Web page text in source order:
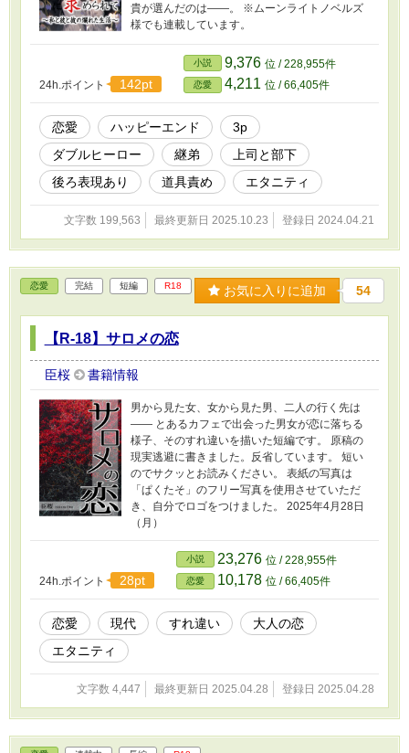
貴が選んだのは――。 ※ムーンライトノベルズ
様でも連載しています。
24h.ポイント 142pt
小説 9,376 位 / 228,955件
恋愛 4,211 位 / 66,405件
恋愛 ハッピーエンド
3p
ダブルヒーロー
継弟
上司と部下
後ろ表現あり
道具責め エタニティ
文字数 199,563 最終更新日 2025.10.23 登録日 2024.04.21
恋愛 完結 短編 R18 お気に入りに追加 54
【R-18】サロメの恋
臣桜 書籍情報
男から見た女、女から見た男、二人の行く先は
―― とあるカフェで出会った男女が恋に落ちる
様子、そのすれ違いを描いた短編です。 原稿の
現実逃避に書きました。反省しています。 短い
のでサクッとお読みください。 表紙の写真は
「ぱくたそ」のフリー写真を使用させていただ
き、自分でロゴをつけました。 2025年4月28日
（月）
24h.ポイント 28pt
小説 23,276 位 / 228,955件
恋愛 10,178 位 / 66,405件
恋愛 現代 すれ違い
大人の恋
エタニティ
文字数 4,447 最終更新日 2025.04.28 登録日 2025.04.28